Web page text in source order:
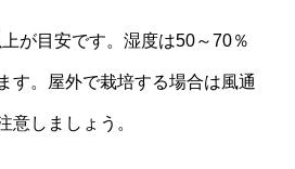
が目安です。湿度は50～70％
す。屋外で栽培する場合は風通
意しましょう。